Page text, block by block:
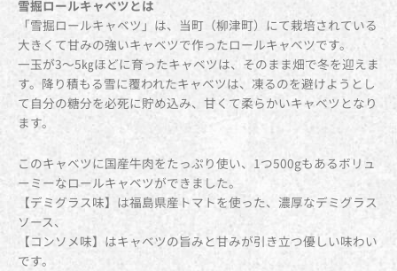
雪掘ロールキャベツとは
「雪掘ロールキャベツ」は、当町（柳津町）にて栽培されている
大きくて甘みの強いキャベツで作ったロールキャベツです。
一玉が3～5㎏ほどに育ったキャベツは、そのまま畑で冬を迎えま
す。降り積もる雪に覆われたキャベツは、凍るのを避けようとし
て自分の糖分を必死に貯め込み、甘くて柔らかいキャベツとなり
ます。
このキャベツに国産牛肉をたっぷり使い、1つ500gもあるボリュ
ーミーなロールキャベツができました。
【デミグラス味】は福島県産トマトを使った、濃厚なデミグラス
ソース、
【コンソメ味】はキャベツの旨みと甘みが引き立つ優しい味わい
です。